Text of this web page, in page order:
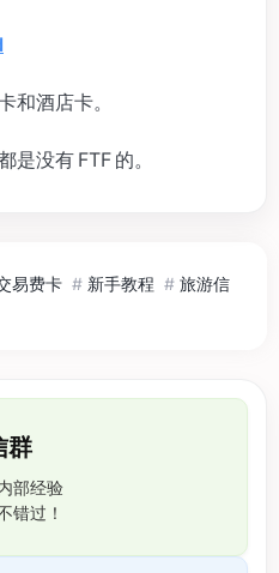
和酒店卡。
没有 FTF 的。
易费卡 # 新手教程 # 旅游信
群
部经验
错过！